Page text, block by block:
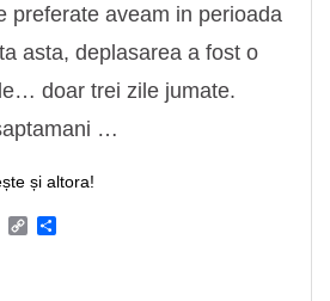
preferate aveam in perioada
asta, deplasarea a fost o
doar trei zile jumate.
…
și altora!
Pinterest
Copy